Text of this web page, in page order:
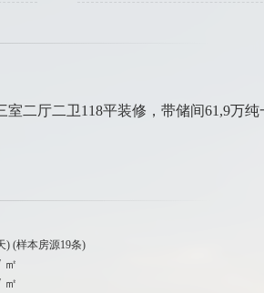
室二厅二卫118平装修，带储间61,9万纯
) (样本房源19条)
㎡
㎡